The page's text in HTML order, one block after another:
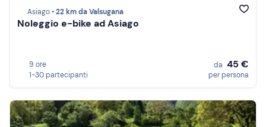
Asiago •22 km da Valsugana
Noleggio e-bike ad Asiago
9 ore
1-30 partecipanti
da 45 €
per persona